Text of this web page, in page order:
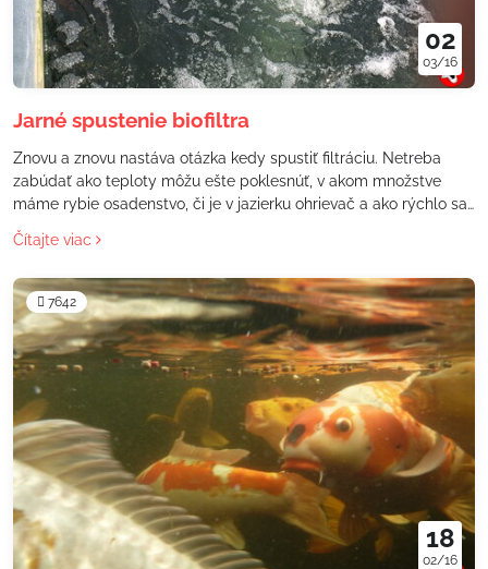
02
03/16
Jarné spustenie biofiltra
Znovu a znovu nastáva otázka kedy spustiť filtráciu. Netreba
zabúdať ako teploty môžu ešte poklesnúť, v akom množstve
máme rybie osadenstvo, či je v jazierku ohrievač a ako rýchlo sa
zakaľuje voda.
Čítajte viac
7642
18
02/16